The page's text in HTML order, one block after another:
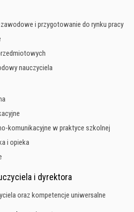
i przygotowanie do rynku pracy
nauczyciela
komunikacyjne w praktyce szkolnej
i opieka
i dyrektora
oraz kompetencje uniwersalne